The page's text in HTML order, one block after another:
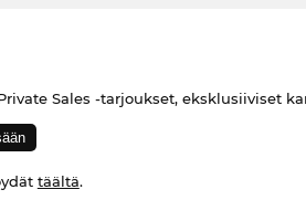
Sales -tarjoukset, eksklusiiviset
täältä.